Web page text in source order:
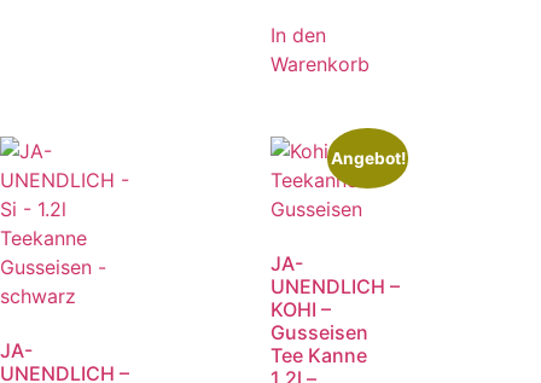
In den
Warenkorb
JA-
UNENDLICH –
Angebot!
JA-
UNENDLICH –
KOHI –
Gusseisen
Tee Kanne
1,2l –